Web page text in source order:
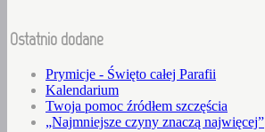
Ostatnio dodane
Prymicje - Święto całej Parafii
Kalendarium
Twoja pomoc źródłem szczęścia
„Najmniejsze czyny znaczą najwięcej”